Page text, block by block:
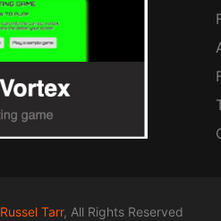
Russel Tarr, All Rights Reserved